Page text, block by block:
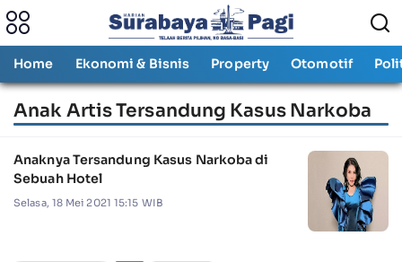
Home Ekonomi & Bisnis Property Otomotif
Anak Artis Tersandung Kasus Narkoba
Anaknya Tersandung Kasus Narkoba di
Sebuah Hotel
Selasa, 18 Mei 2021 15:15 WIB